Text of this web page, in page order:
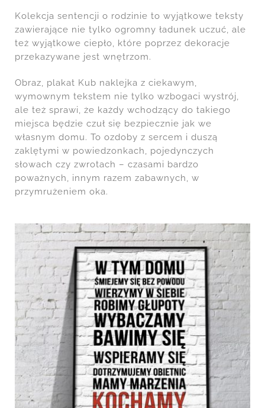
Kolekcja sentencji o rodzinie to wyjątkowe teksty
zawierające nie tylko ogromny ładunek uczuć, ale
też wyjątkowe ciepło, które poprzez dekoracje
przekazywane jest wnętrzom.
Obraz, plakat Kub naklejka z ciekawym,
wymownym tekstem nie tylko wzbogaci wystrój,
ale też sprawi, że każdy wchodzący do takiego
miejsca będzie czuł się bezpiecznie jak we
własnym domu. To ozdoby z sercem i duszą
zaklętymi w powiedzonkach, pojedynczych
słowach czy zwrotach – czasami bardzo
poważnych, innym razem zabawnych, w
przymrużeniem oka.